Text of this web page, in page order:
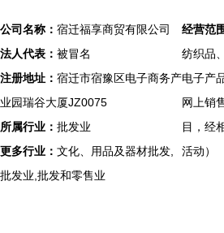
公司名称： 宿迁福享商贸有限公司
法人代表： 被冒名
注册地址： 宿迁市宿豫区电子商务产
业园瑞谷大厦JZ0075
所属行业： 批发业
更多行业： 文化、用品及器材批发,
批发业,批发和零售业
经营范
纺织品
电子产
网上销
目，经
活动）